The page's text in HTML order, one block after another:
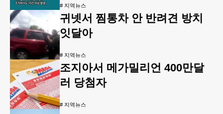
# 지역뉴스
귀넷서 찜통차 안 반려견 방치
잇달아
# 지역뉴스
조지아서 메가밀리언 400만달
러 당첨자
# 지역뉴스